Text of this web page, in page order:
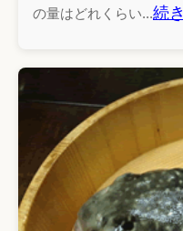
の量はどれくらい...続